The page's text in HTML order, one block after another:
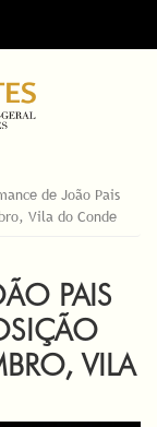
de João Pais
Vila do Conde
PAIS
VILA